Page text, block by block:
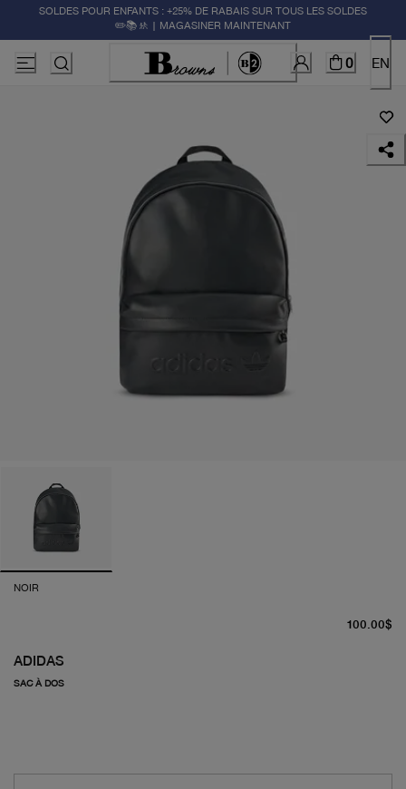
SOLDES POUR ENFANTS : +25% DE RABAIS SUR TOUS LES SOLDES
✏️📚🚸 | MAGASINER MAINTENANT
0 EN
NOIR
ADIDAS
SAC À DOS
100.00$